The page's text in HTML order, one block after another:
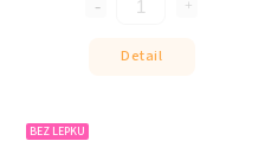
Detail
BEZ LEPKU